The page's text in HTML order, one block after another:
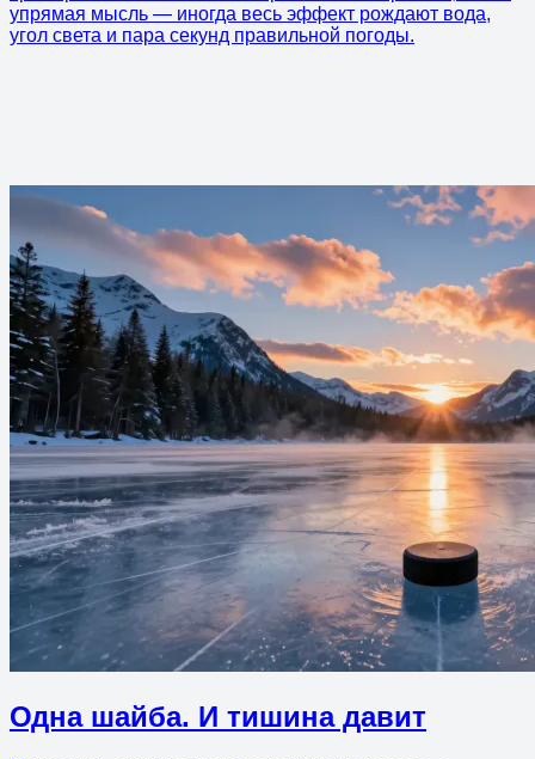
упрямая мысль — иногда весь эффект рождают вода,
угол света и пара секунд правильной погоды.
Одна шайба. И тишина давит